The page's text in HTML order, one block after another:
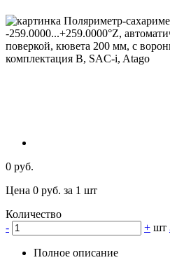
0 руб.
Цена 0 руб. за 1 шт
Количество
-
+ шт
Полное описание